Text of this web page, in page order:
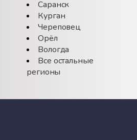
Саранск
Курган
Череповец
Орёл
Вологда
Все остальные
регионы